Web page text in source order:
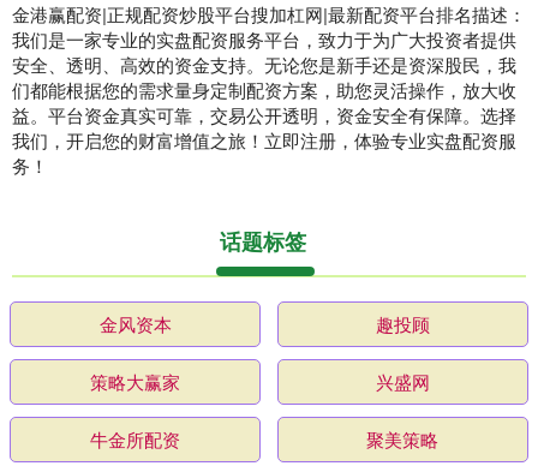
金港赢配资|正规配资炒股平台搜加杠网|最新配资平台排名描述：
我们是一家专业的实盘配资服务平台，致力于为广大投资者提供
安全、透明、高效的资金支持。无论您是新手还是资深股民，我
们都能根据您的需求量身定制配资方案，助您灵活操作，放大收
益。平台资金真实可靠，交易公开透明，资金安全有保障。选择
我们，开启您的财富增值之旅！立即注册，体验专业实盘配资服
务！
话题标签
金风资本 趣投顾
策略大赢家 兴盛网
牛金所配资 聚美策略